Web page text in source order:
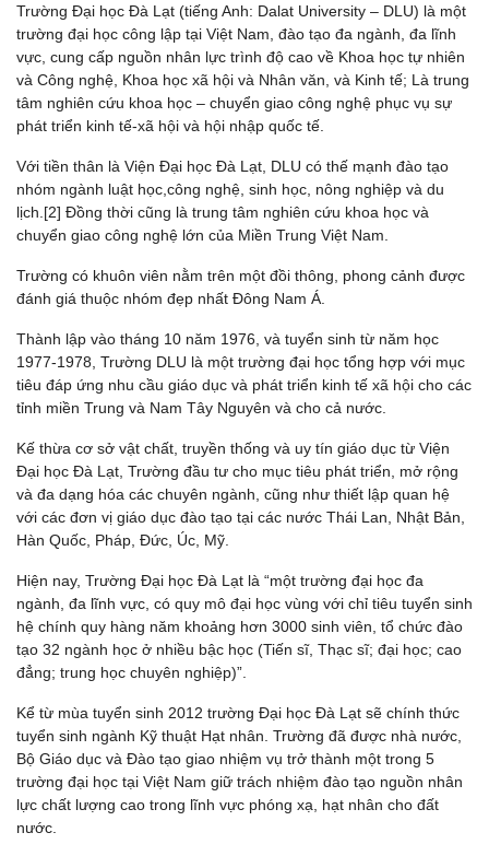
Trường Đại học Đà Lạt (tiếng Anh: Dalat University – DLU) là một
trường đại học công lập tại Việt Nam, đào tạo đa ngành, đa lĩnh
vực, cung cấp nguồn nhân lực trình độ cao về Khoa học tự nhiên
và Công nghệ, Khoa học xã hội và Nhân văn, và Kinh tế; Là trung
tâm nghiên cứu khoa học – chuyển giao công nghệ phục vụ sự
phát triển kinh tế-xã hội và hội nhập quốc tế.
Với tiền thân là Viện Đại học Đà Lạt, DLU có thế mạnh đào tạo
nhóm ngành luật học,công nghệ, sinh học, nông nghiệp và du
lịch.[2] Đồng thời cũng là trung tâm nghiên cứu khoa học và
chuyển giao công nghệ lớn của Miền Trung Việt Nam.
Trường có khuôn viên nằm trên một đồi thông, phong cảnh được
đánh giá thuộc nhóm đẹp nhất Đông Nam Á.
Thành lập vào tháng 10 năm 1976, và tuyển sinh từ năm học
1977-1978, Trường DLU là một trường đại học tổng hợp với mục
tiêu đáp ứng nhu cầu giáo dục và phát triển kinh tế xã hội cho các
tỉnh miền Trung và Nam Tây Nguyên và cho cả nước.
Kế thừa cơ sở vật chất, truyền thống và uy tín giáo dục từ Viện
Đại học Đà Lạt, Trường đầu tư cho mục tiêu phát triển, mở rộng
và đa dạng hóa các chuyên ngành, cũng như thiết lập quan hệ
với các đơn vị giáo dục đào tạo tại các nước Thái Lan, Nhật Bản,
Hàn Quốc, Pháp, Đức, Úc, Mỹ.
Hiện nay, Trường Đại học Đà Lạt là “một trường đại học đa
ngành, đa lĩnh vực, có quy mô đại học vùng với chỉ tiêu tuyển sinh
hệ chính quy hàng năm khoảng hơn 3000 sinh viên, tổ chức đào
tạo 32 ngành học ở nhiều bậc học (Tiến sĩ, Thạc sĩ; đại học; cao
đẳng; trung học chuyên nghiệp)”.
Kể từ mùa tuyển sinh 2012 trường Đại học Đà Lạt sẽ chính thức
tuyển sinh ngành Kỹ thuật Hạt nhân. Trường đã được nhà nước,
Bộ Giáo dục và Đào tạo giao nhiệm vụ trở thành một trong 5
trường đại học tại Việt Nam giữ trách nhiệm đào tạo nguồn nhân
lực chất lượng cao trong lĩnh vực phóng xạ, hạt nhân cho đất
nước.